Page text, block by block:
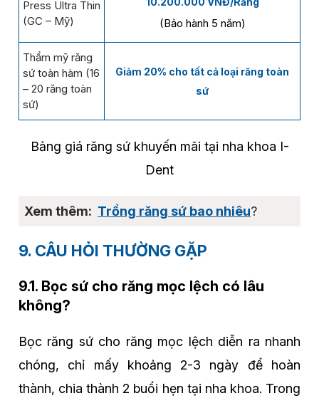
Press Ultra Thin
(GC – Mỹ)
(Bảo hành 5 năm)
Thẩm mỹ răng
sứ toàn hàm (16
– 20 răng toàn
sứ)
Giảm 20% cho tất cả loại răng toàn
sứ
Bảng giá răng sứ khuyến mãi tại nha khoa I-
Dent
Trồng răng sứ bao nhiêu?
9. CÂU HỎI THƯỜNG GẶP
9.1. Bọc sứ cho răng mọc lệch có lâu
không?
Bọc răng sứ cho răng mọc lệch diễn ra nhanh
chóng, chỉ mấy khoảng 2-3 ngày để hoàn
thành, chia thành 2 buổi hẹn tại nha khoa. Trong